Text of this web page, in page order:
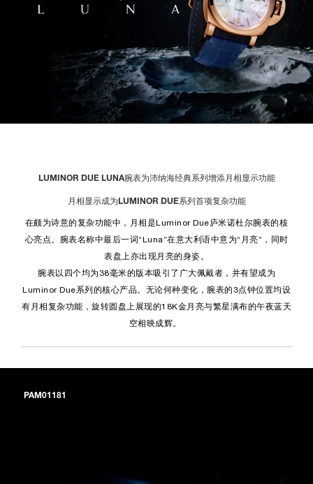
LUMINOR DUE LUNA腕表为沛纳海经典系列增添月相显示功能
月相显示成为LUMINOR DUE系列首项复杂功能
在颇为诗意的复杂功能中，月相是Luminor Due庐米诺杜尔腕表的核
心亮点。腕表名称中最后一词“Luna”在意大利语中意为“月亮”，同时
表盘上亦出现月亮的身姿。
腕表以四个均为38毫米的版本吸引了广大佩戴者，并有望成为
Luminor Due系列的核心产品。无论何种变化，腕表的3点钟位置均设
有月相复杂功能，旋转圆盘上展现的18K金月亮与繁星满布的午夜蓝天
空相映成辉。
PAM01181